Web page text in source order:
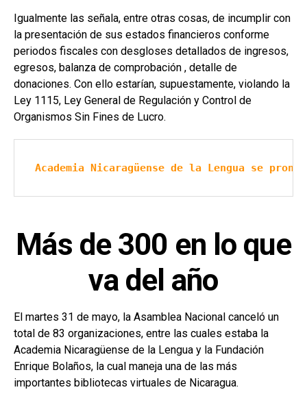
Igualmente las señala, entre otras cosas, de incumplir con
la presentación de sus estados financieros conforme
periodos fiscales con desgloses detallados de ingresos,
egresos, balanza de comprobación , detalle de
donaciones. Con ello estarían, supuestamente, violando la
Ley 1115, Ley General de Regulación y Control de
Organismos Sin Fines de Lucro.
Academia Nicaragüense de la Lengua se
Más de 300 en lo que
va del año
El martes 31 de mayo, la Asamblea Nacional canceló un
total de 83 organizaciones, entre las cuales estaba la
Academia Nicaragüense de la Lengua y la Fundación
Enrique Bolaños, la cual maneja una de las más
importantes bibliotecas virtuales de Nicaragua.